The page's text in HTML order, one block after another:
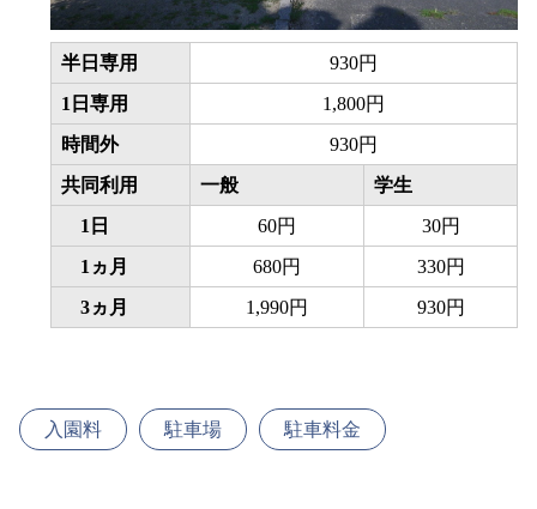
半日専用
930円
1日専用
1,800円
時間外
930円
共同利用
一般
学生
1日
60円
30円
1ヵ月
680円
330円
3ヵ月
1,990円 930円
入園料 駐車場 駐車料金